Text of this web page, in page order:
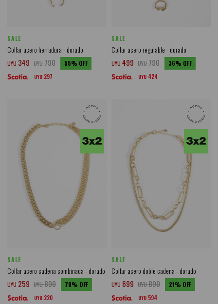
SALE
Collar acero herradura - dorado
UYU 349 UYU790 55
UYU 297
SALE
Collar acero regulable - dorado
UYU 499 UYU790 36
UYU 424
SALE
Collar acero cadena combinada - dorado
UYU 259 UYU890 70
UYU 220
SALE
Collar acero doble cadena - dorado
UYU 699 UYU890 21
UYU 594